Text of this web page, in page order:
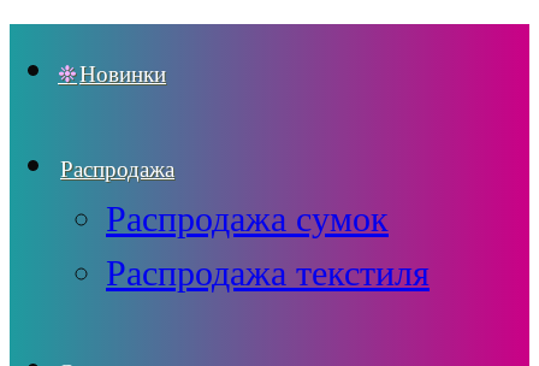
Новинки
Распродажа
Распродажа сумок
Распродажа текстиля